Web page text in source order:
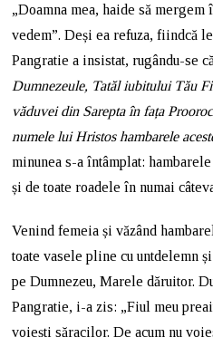
„Doamna mea, haide să mergem
vedem”. Deși ea refuza, fiindcă
Pangratie a insistat, rugându-se
Dumnezeule, Tatăl iubitului Tău
văduvei din Sarepta în fața
numele lui Hristos hambarele
minunea s-a întâmplat:
și de toate roadele în numai
Venind femeia și văzând
toate vasele pline cu untdelemn
pe Dumnezeu, Marele dăruitor.
Pangratie, i-a zis: „Fiul meu
voiești săracilor. De acum nu